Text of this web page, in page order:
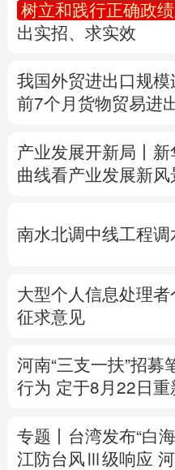
陕西 甘肃
English Español
树立和践行正确政
出实招、求实效
我国外贸进出口规
前7个月货物贸易进
产业发展开新局丨 新
曲线看产业发展新风
南水北调中线工程
大型个人信息处理
征求意见
河南“三支一扶”招募
行为 定于8月22日重
专题丨 台湾发布“白
江防台风Ⅲ级响应